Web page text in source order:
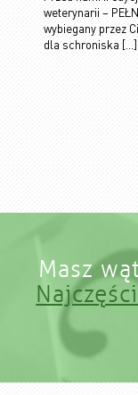
weterynarii –
wybiegany przez
dla schroniska […]
Masz